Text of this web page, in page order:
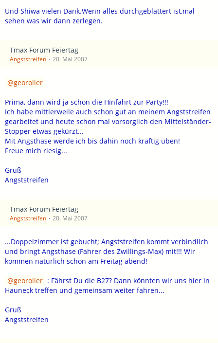
Und Shiwa vielen Dank.Wenn alles durchgeblättert ist,mal
sehen was wir dann zerlegen.
Tmax Forum Feiertag
Angststreifen 20. Mai 2007
georoller
Prima, dann wird ja schon die Hinfahrt zur Party!!!
Ich habe mittlerweile auch schon gut an meinem Angststreifen
gearbeitet und heute schon mal vorsorglich den Mittelständer-
Stopper etwas gekürzt...
Mit Angsthase werde ich bis dahin noch kräftig üben!
Freue mich riesig...
Gruß
Angststreifen
Tmax Forum Feiertag
Angststreifen 20. Mai 2007
...Doppelzimmer ist gebucht; Angststreifen kommt verbindlich
und bringt Angsthase (Fahrer des Zwillings-Max) mit!!! Wir
kommen natürlich schon am Freitag abend!
georoller : Fährst Du die B27? Dann könnten wir uns hier in
Hauneck treffen und gemeinsam weiter fahren...
Gruß
Angststreifen